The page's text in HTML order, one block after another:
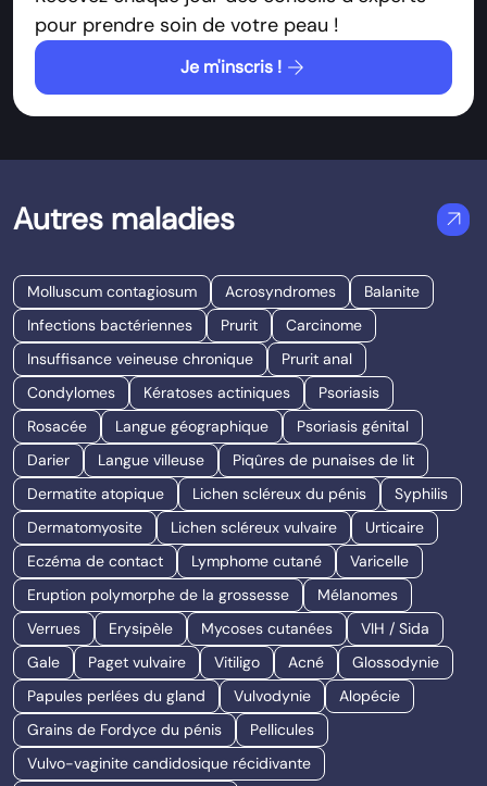
pour prendre soin de votre peau !
Je m'inscris ! arrow_forward
Autres maladies arrow_outward
Molluscum contagiosum Acrosyndromes
Balanite
Infections bactériennes
Prurit
Carcinome
Insuffisance veineuse chronique
Prurit anal
Condylomes
Kératoses actiniques
Psoriasis
Rosacée
Langue géographique
Psoriasis génital
Darier
Langue villeuse
Piqûres de punaises de lit
Dermatite atopique
Lichen scléreux du pénis
Syphilis
Dermatomyosite
Lichen scléreux vulvaire
Urticaire
Eczéma de contact
Lymphome cutané
Varicelle
Eruption polymorphe de la grossesse
Mélanomes
Verrues
Erysipèle Mycoses cutanées
VIH / Sida
Gale
Paget vulvaire Vitiligo Acné
Glossodynie
Papules perlées du gland
Vulvodynie
Alopécie
Grains de Fordyce du pénis
Pellicules
Vulvo-vaginite candidosique récidivante